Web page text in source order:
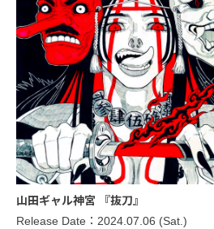
山田ギャル神宮 『抜刀』
Release Date：2024.07.06 (Sat.)